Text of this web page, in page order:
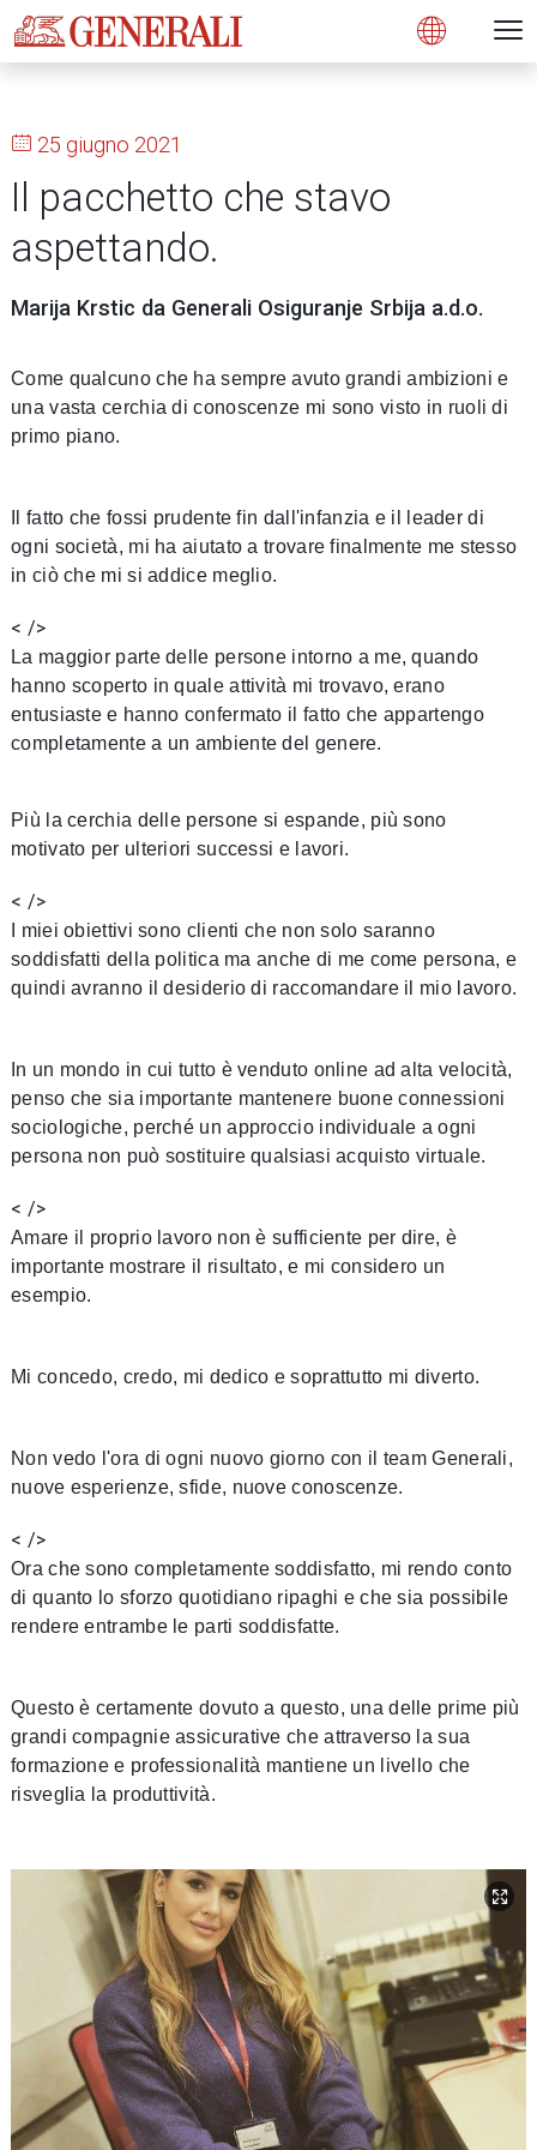
Open
25 giugno 2021
Il pacchetto che stavo
aspettando.
Marija Krstic da Generali Osiguranje Srbija a.d.o.
Come qualcuno che ha sempre avuto grandi ambizioni e
una vasta cerchia di conoscenze mi sono visto in ruoli di
primo piano.
Il fatto che fossi prudente fin dall'infanzia e il leader di
ogni società, mi ha aiutato a trovare finalmente me stesso
in ciò che mi si addice meglio.
< />
La maggior parte delle persone intorno a me, quando
hanno scoperto in quale attività mi trovavo, erano
entusiaste e hanno confermato il fatto che appartengo
completamente a un ambiente del genere.
Più la cerchia delle persone si espande, più sono
motivato per ulteriori successi e lavori.
< />
I miei obiettivi sono clienti che non solo saranno
soddisfatti della politica ma anche di me come persona, e
quindi avranno il desiderio di raccomandare il mio lavoro.
In un mondo in cui tutto è venduto online ad alta velocità,
penso che sia importante mantenere buone connessioni
sociologiche, perché un approccio individuale a ogni
persona non può sostituire qualsiasi acquisto virtuale.
< />
Amare il proprio lavoro non è sufficiente per dire, è
importante mostrare il risultato, e mi considero un
esempio.
Mi concedo, credo, mi dedico e soprattutto mi diverto.
Non vedo l'ora di ogni nuovo giorno con il team Generali,
nuove esperienze, sfide, nuove conoscenze.
< />
Ora che sono completamente soddisfatto, mi rendo conto
di quanto lo sforzo quotidiano ripaghi e che sia possibile
rendere entrambe le parti soddisfatte.
Questo è certamente dovuto a questo, una delle prime più
grandi compagnie assicurative che attraverso la sua
formazione e professionalità mantiene un livello che
risveglia la produttività.